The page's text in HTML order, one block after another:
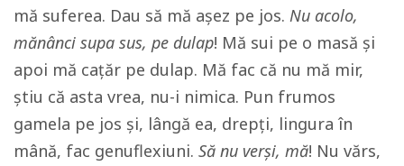
mă suferea. Dau să mă așez pe jos. Nu acolo,
mănânci supa sus, pe dulap! Mă sui pe o masă și
apoi mă cațăr pe dulap. Mă fac că nu mă mir,
știu că asta vrea, nu-i nimica. Pun frumos
gamela pe jos și, lângă ea, drepți, lingura în
mână, fac genuflexiuni. Să nu verși, mă! Nu vărs,